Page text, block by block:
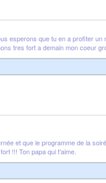
esperons que tu en a profiter
tres fort a demain mon coeur
et que le programme de la
!!! Ton papa qui t'aime.